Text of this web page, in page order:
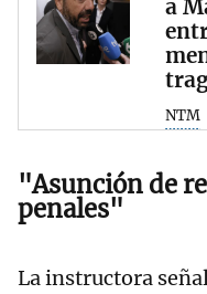
a
NTM
"Asunción de
penales"
La instructora